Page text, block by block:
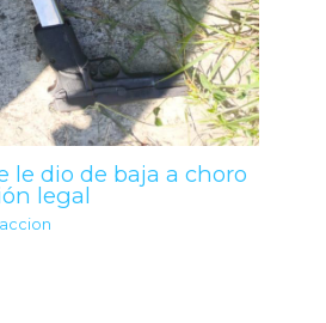
le dio de baja a choro
legal